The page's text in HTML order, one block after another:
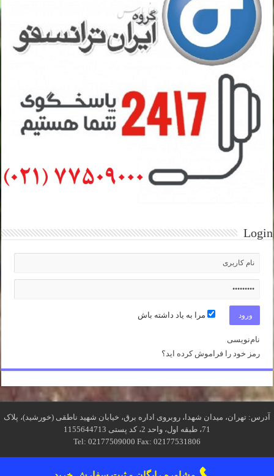
Login
مرا به یاد داشته باش
نام‌نویسی
رمز خود را فراموش کرده اید؟
آدرس: تهران، میدان شهدا، روبروی اداره برق، خیابان شهید ناطقی (خورشید)، پلاک
71، طبقه اول، واحد 2، کد پستی 1155644713
Tel: 02177509000 Fax: 02177531806